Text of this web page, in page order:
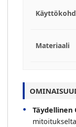
Materiaali
Täydellinen